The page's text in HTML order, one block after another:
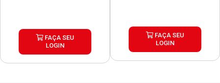
FAÇA SEU
LOGIN
FAÇA SEU
LOGIN